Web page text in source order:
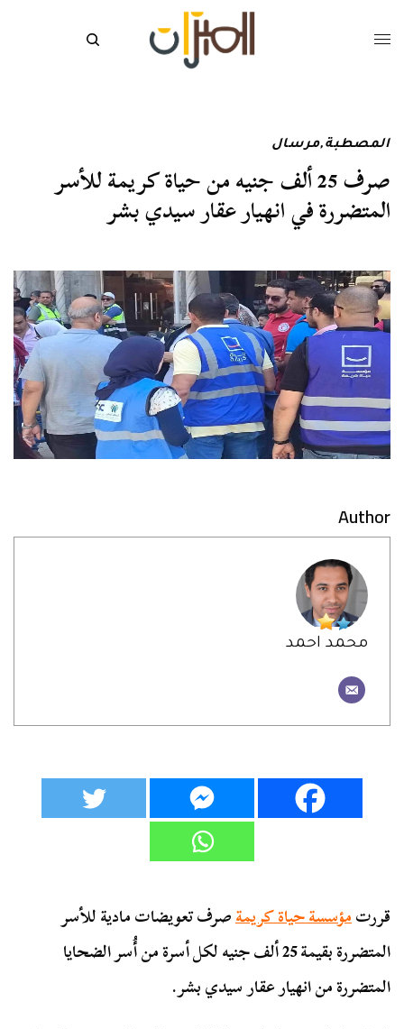
المصطبة,مرسال
صرف 25 ألف جنيه من حياة كريمة للأسر
المتضررة في انهيار عقار سيدي بشر
Author
محمد احمد
قررتمؤسسة حياة كريمةصرف تعويضات مادية للأسر
المتضررة بقيمة 25 ألف جنيه لكل أسرة من أُسر الضحايا
المتضررة من انهيار عقار سيدي بشر.